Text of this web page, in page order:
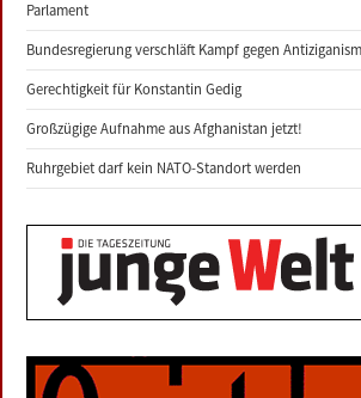
Parlament
Bundesregierung verschläft Kampf gegen
Gerechtigkeit für Konstantin Gedig
Großzügige Aufnahme aus Afghanistan jetzt!
Ruhrgebiet darf kein NATO-Standort werden